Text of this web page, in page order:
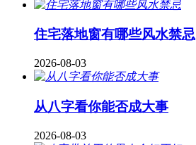
住宅落地窗有哪些风水禁忌
2026-08-03
从八字看你能否成大事
2026-08-03